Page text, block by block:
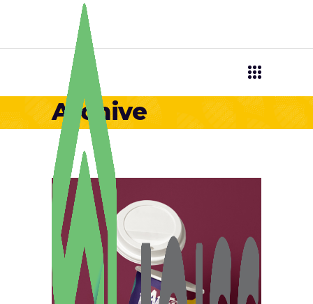
Archive